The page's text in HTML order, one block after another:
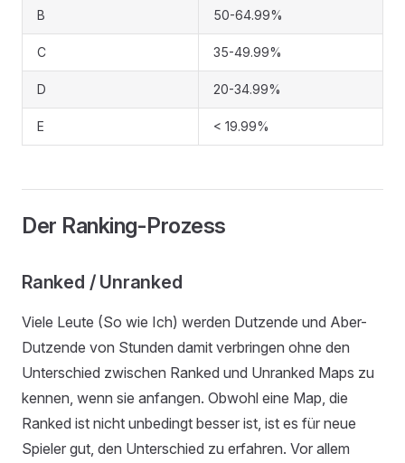
B 50-64.99%
C 35-49.99%
D 20-34.99%
E < 19.99%
Der Ranking-Prozess
Ranked / Unranked
Viele Leute (So wie Ich) werden Dutzende und Aber-
Dutzende von Stunden damit verbringen ohne den
Unterschied zwischen Ranked und Unranked Maps zu
kennen, wenn sie anfangen. Obwohl eine Map, die
Ranked ist nicht unbedingt besser ist, ist es für neue
Spieler gut, den Unterschied zu erfahren. Vor allem